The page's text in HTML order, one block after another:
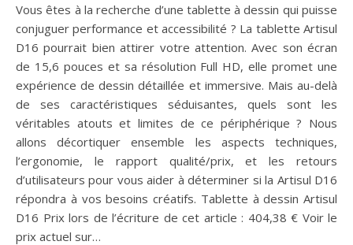
Vous êtes à la recherche d’une tablette à dessin qui puisse
conjuguer performance et accessibilité ? La tablette Artisul
D16 pourrait bien attirer votre attention. Avec son écran
de 15,6 pouces et sa résolution Full HD, elle promet une
expérience de dessin détaillée et immersive. Mais au-delà
de ses caractéristiques séduisantes, quels sont les
véritables atouts et limites de ce périphérique ? Nous
allons décortiquer ensemble les aspects techniques,
l’ergonomie, le rapport qualité/prix, et les retours
d’utilisateurs pour vous aider à déterminer si la Artisul D16
répondra à vos besoins créatifs. Tablette à dessin Artisul
D16 Prix lors de l’écriture de cet article : 404,38 € Voir le
prix actuel sur…